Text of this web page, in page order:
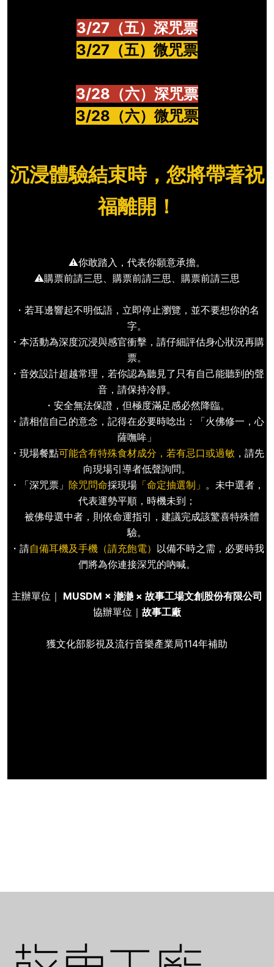
3/27（五）深咒票
3/27（五）微咒票
3/28（六）深咒票
3/28（六）微咒票
沉浸體驗結束時，您將帶著祝
福離開！
⚠️你敢踏入，代表你願意承擔。
⚠️購票前請三思、購票前請三思、購票前請三思
・若耳邊響起不明低語，立即停止瀏覽，並不要想你的名
字。
・本活動為深度沉浸與感官衝擊，請仔細評估身心狀況再購
票。
・音效設計超越常理，若你認為聽見了只有自己能聽到的聲
音，請保持冷靜。
・安全無法保證，但極度滿足感必然降臨。
・請相信自己的意念，記得在必要時唸出：「火佛修一，心
薩嘸哞」
・現場餐點可能含有特殊食材成分，若有忌口或過敏 ，請先
向現場引導者低聲詢問。
・「深咒票」 除咒問命採現場 「命定抽選制」 。未中選者，
代表運勢平順，時機未到；
被佛母選中者，則依命運指引，建議完成該驚喜特殊體
驗。
・請自備耳機及手機（請充飽電） 以備不時之需，必要時我
們將為你連接深咒的吶喊。
主辦單位｜ MUSDM × 濪濪 × 故事工場文創股份有限公司
協辦單位｜ 故事工廠
獲文化部影視及流行音樂產業局114年補助